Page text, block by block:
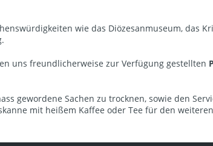
wie das Diözesanmuseum, das
uns freundlicherweise zur Verfügung gestellten
gewordene Sachen zu trocknen, sowie den
mit heißem Kaffee oder Tee für den